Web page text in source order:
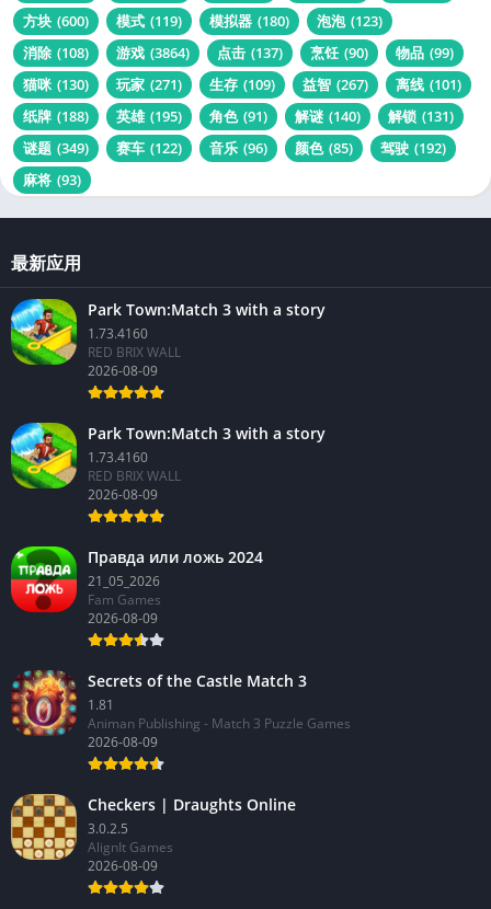
方块 (600) 模式 (119) 模拟器 (180) 泡泡 (123)
消除 (108) 游戏 (3864) 点击 (137) 烹饪 (90) 物品 (99)
猫咪 (130) 玩家 (271) 生存 (109) 益智 (267) 离线 (101)
纸牌 (188) 英雄 (195) 角色 (91) 解谜 (140) 解锁 (131)
谜题 (349) 赛车 (122) 音乐 (96) 颜色 (85) 驾驶 (192)
麻将 (93)
最新应用
Park Town:Match 3 with a story
1.73.4160
RED BRIX WALL
2026-08-09
Park Town:Match 3 with a story
1.73.4160
RED BRIX WALL
2026-08-09
Правда или ложь 2024
21_05_2026
Fam Games
2026-08-09
Secrets of the Castle Match 3
1.81
Animan Publishing - Match 3 Puzzle Games
2026-08-09
Checkers | Draughts Online
3.0.2.5
AlignIt Games
2026-08-09